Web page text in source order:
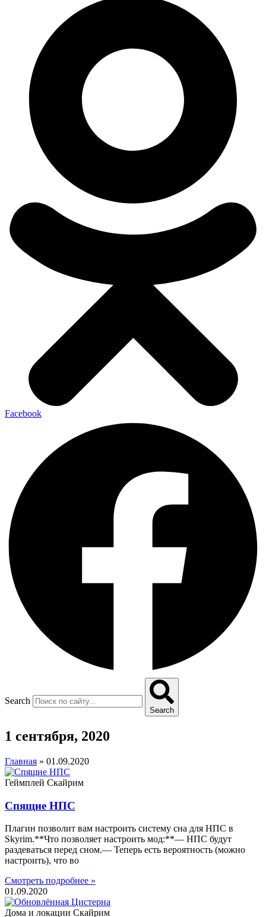
Facebook
Search
Search
1 сентября, 2020
Главная » 01.09.2020
Геймплей Скайрим
Спящие НПС
Плагин позволит вам настроить систему сна для НПС в
Skyrim.**Что позволяет настроить мод:**— НПС будут
раздеваться перед сном.— Теперь есть вероятность (можно
настроить), что во
Смотреть подробнее »
01.09.2020
Дома и локации Скайрим